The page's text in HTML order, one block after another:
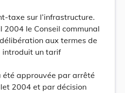
taxe sur l’infrastructure.
2004 le Conseil communal
aux termes de
introduit un tarif
approuvée par arrêté
2004 et par décision